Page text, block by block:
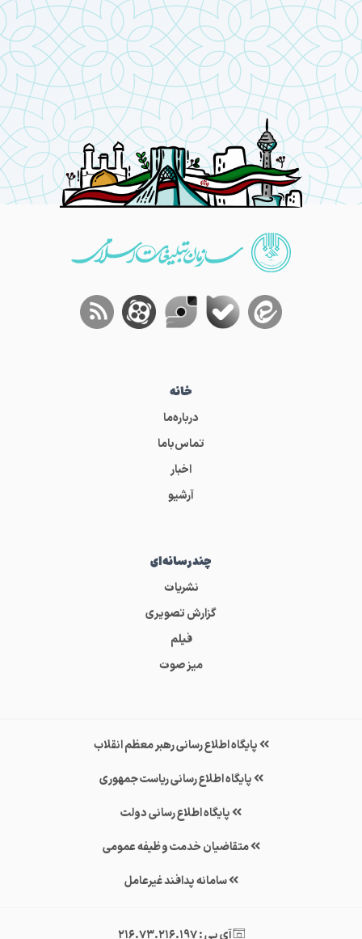
خانه
درباره‌ما
تماس‌باما
اخبار
آرشیو
چندرسانه‌ای
نشریات
گزارش تصویری
فیلم
میز صوت
پایگاه اطلاع رسانی رهبر معظم انقلاب
پایگاه اطلاع رسانی ریاست جمهوری
پایگاه اطلاع رسانی دولت
متقاضیان خدمت وظیفه عمومی
سامانه پدافند غیرعامل
آی پی : 216.73.216.197